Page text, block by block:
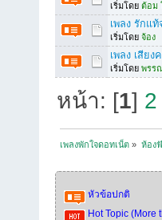
เริ่มโดย ต้อม
เพลง รักแ
เริ่มโดย จ้อง
เพลง เสีย
เริ่มโดย พรร
หน้า: [1] 2
เพลงพักใจดอทเน็ต » ห้อง
หัวข้อปกติ
Hot Topic (More